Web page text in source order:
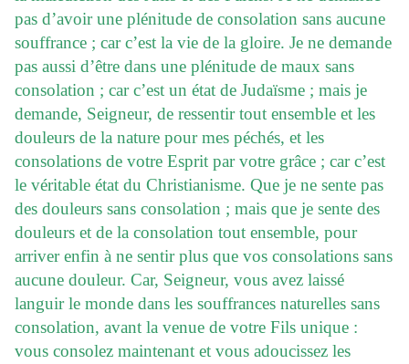
pas d’avoir une plénitude de consolation sans aucune
souffrance ; car c’est la vie de la gloire. Je ne demande
pas aussi d’être dans une plénitude de maux sans
consolation ; car c’est un état de Judaïsme ; mais je
demande, Seigneur, de ressentir tout ensemble et les
douleurs de la nature pour mes péchés, et les
consolations de votre Esprit par votre grâce ; car c’est
le véritable état du Christianisme. Que je ne sente pas
des douleurs sans consolation ; mais que je sente des
douleurs et de la consolation tout ensemble, pour
arriver enfin à ne sentir plus que vos consolations sans
aucune douleur. Car, Seigneur, vous avez laissé
languir le monde dans les souffrances naturelles sans
consolation, avant la venue de votre Fils unique :
vous consolez maintenant et vous adoucissez les